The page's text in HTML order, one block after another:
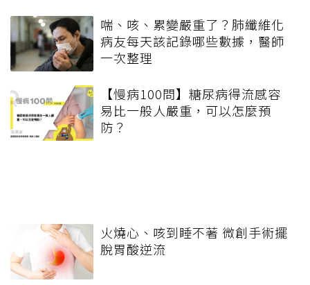
喘、咳、累變嚴重了？肺纖維化
病友每天該記錄哪些數據，醫師
一次整理
【慢病100問】糖尿病得流感容
易比一般人嚴重，可以怎麼預
防？
火燒心、咳到睡不著 微創手術擺
脫胃酸逆流